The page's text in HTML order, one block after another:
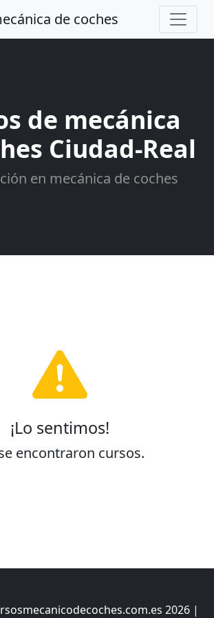
de coches
de mecánica
Ciudad-Real
en mecánica de coches
¡Lo sentimos!
encontraron cursos.
2026 |